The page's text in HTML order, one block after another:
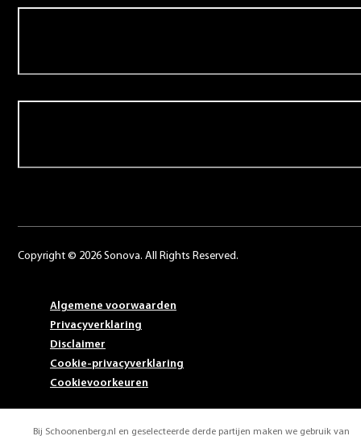
Copyright © 2026 Sonova. All Rights Reserved.
Algemene voorwaarden
Privacyverklaring
Disclaimer
Cookie-privacyverklaring
Cookievoorkeuren
Bij Schoonenberg.nl en geselecteerde derde partijen maken we gebruik van